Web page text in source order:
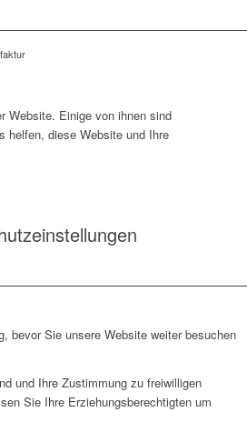
Website. Einige von ihnen sind
helfen, diese Website und Ihre
bevor Sie unsere Website weiter besuchen
und Ihre Zustimmung zu freiwilligen
Sie Ihre Erziehungsberechtigten um